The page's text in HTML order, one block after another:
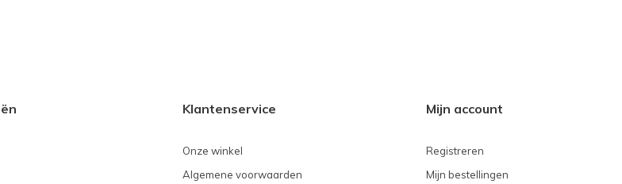
Klantenservice
Onze winkel
Algemene voorwaarden
Mijn account
Registreren
Mijn bestellingen